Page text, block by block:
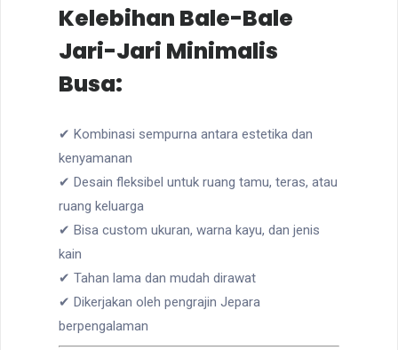
Kelebihan Bale-Bale
Jari-Jari Minimalis
Busa:
✔ Kombinasi sempurna antara estetika dan
kenyamanan
✔ Desain fleksibel untuk ruang tamu, teras, atau
ruang keluarga
✔ Bisa custom ukuran, warna kayu, dan jenis
kain
✔ Tahan lama dan mudah dirawat
✔ Dikerjakan oleh pengrajin Jepara
berpengalaman